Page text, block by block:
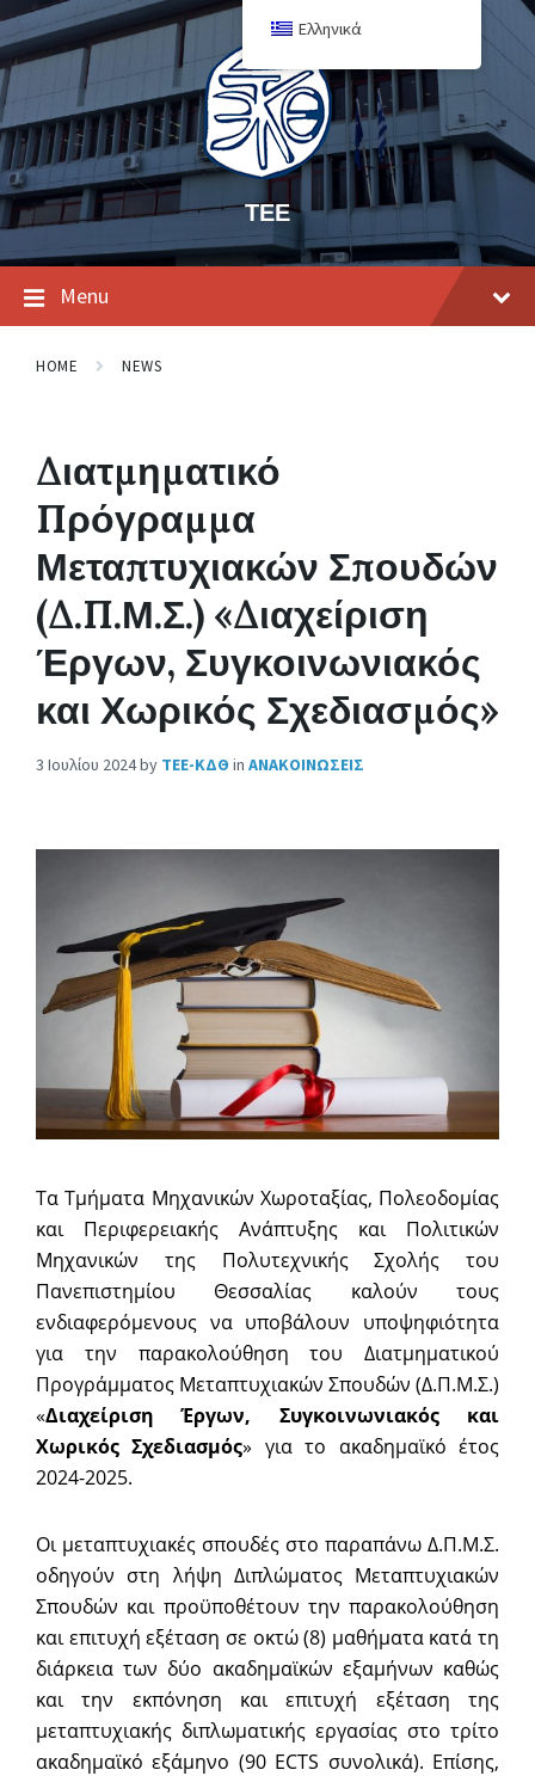
ΤΕΕ
Menu
HOME NEWS
Διατμηματικό
Πρόγραμμα
Μεταπτυχιακών Σπουδών
(Δ.Π.Μ.Σ.) «Διαχείριση
Έργων, Συγκοινωνιακός
και Χωρικός Σχεδιασμός»
3 Ιουλίου 2024by ΤΕΕ-ΚΔΘ in ΑΝΑΚΟΙΝΩΣΕΙΣ
Τα Τμήματα Μηχανικών Χωροταξίας, Πολεοδομίας
και Περιφερειακής Ανάπτυξης και Πολιτικών
Μηχανικών της Πολυτεχνικής Σχολής του
Πανεπιστημίου Θεσσαλίας καλούν τους
ενδιαφερόμενους να υποβάλουν υποψηφιότητα
για την παρακολούθηση του Διατμηματικού
Προγράμματος Μεταπτυχιακών Σπουδών (Δ.Π.Μ.Σ.)
«Διαχείριση Έργων, Συγκοινωνιακός και
Χωρικός Σχεδιασμός» για το ακαδημαϊκό έτος
2024-2025.
Οι μεταπτυχιακές σπουδές στο παραπάνω Δ.Π.Μ.Σ.
οδηγούν στη λήψη Διπλώματος Μεταπτυχιακών
Σπουδών και προϋποθέτουν την παρακολούθηση
και επιτυχή εξέταση σε οκτώ (8) μαθήματα κατά τη
διάρκεια των δύο ακαδημαϊκών εξαμήνων καθώς
και την εκπόνηση και επιτυχή εξέταση της
μεταπτυχιακής διπλωματικής εργασίας στο τρίτο
ακαδημαϊκό εξάμηνο (90 ECTS συνολικά). Επίσης,
Ελληνικά